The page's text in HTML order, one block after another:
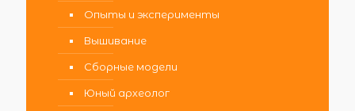
Опыты и эксперименты
Вышивание
Сборные модели
Юный археолог